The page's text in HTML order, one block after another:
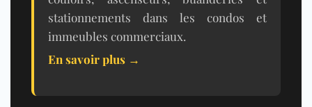
stationnements dans les condos et
immeubles commerciaux.
En savoir plus →